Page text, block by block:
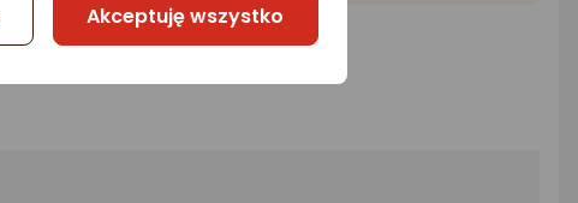
Akceptuję wszystko